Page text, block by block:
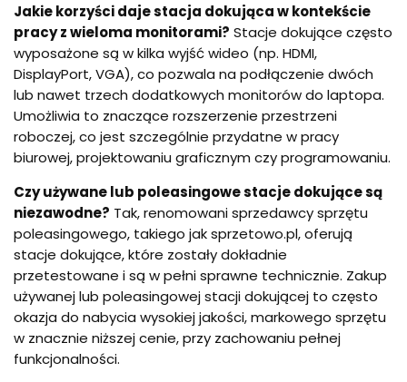
Jakie korzyści daje stacja dokująca w kontekście
pracy z wieloma monitorami? Stacje dokujące często
wyposażone są w kilka wyjść wideo (np. HDMI,
DisplayPort, VGA), co pozwala na podłączenie dwóch
lub nawet trzech dodatkowych monitorów do laptopa.
Umożliwia to znaczące rozszerzenie przestrzeni
roboczej, co jest szczególnie przydatne w pracy
biurowej, projektowaniu graficznym czy programowaniu.
Czy używane lub poleasingowe stacje dokujące są
niezawodne? Tak, renomowani sprzedawcy sprzętu
poleasingowego, takiego jak sprzetowo.pl, oferują
stacje dokujące, które zostały dokładnie
przetestowane i są w pełni sprawne technicznie. Zakup
używanej lub poleasingowej stacji dokującej to często
okazja do nabycia wysokiej jakości, markowego sprzętu
w znacznie niższej cenie, przy zachowaniu pełnej
funkcjonalności.